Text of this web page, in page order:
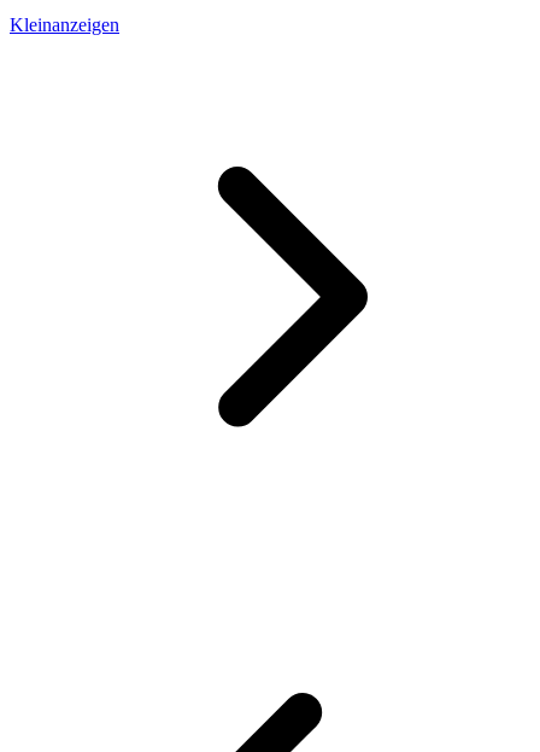
Kleinanzeigen